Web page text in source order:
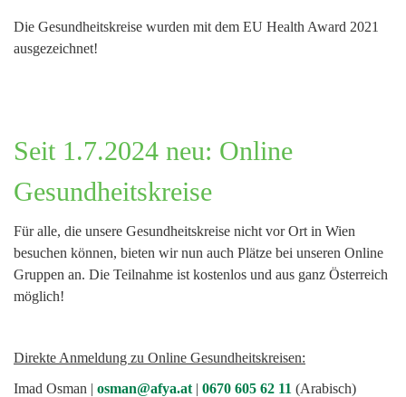
Die Gesundheitskreise wurden mit dem EU Health Award 2021
ausgezeichnet!
Seit 1.7.2024 neu: Online
Gesundheitskreise
Für alle, die unsere Gesundheitskreise nicht vor Ort in Wien
besuchen können, bieten wir nun auch Plätze bei unseren Online
Gruppen an. Die Teilnahme ist kostenlos und aus ganz Österreich
möglich!
Direkte Anmeldung zu Online Gesundheitskreisen:
Imad Osman | osman@afya.at | 0670 605 62 11 (Arabisch)